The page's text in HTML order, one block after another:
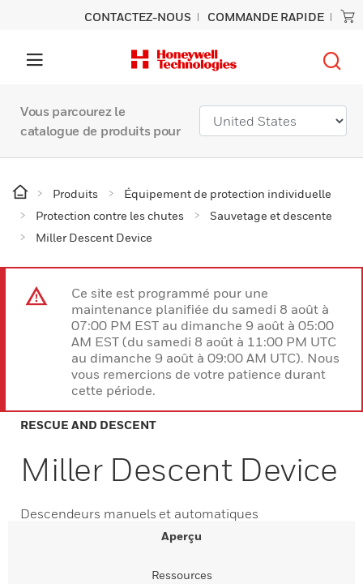
CONTACTEZ-NOUS COMMANDE RAPIDE
Vous parcourez le
catalogue de produits pour
Produits
Équipement de protection individuelle
Protection contre les chutes
Sauvetage et descente
Miller Descent Device
Ce site est programmé pour une
maintenance planifiée du samedi 8 août à
07:00 PM EST au dimanche 9 août à 05:00
AM EST (du samedi 8 août à 11:00 PM UTC
au dimanche 9 août à 09:00 AM UTC). Nous
vous remercions de votre patience durant
cette période.
RESCUE AND DESCENT
Miller Descent Device
Descendeurs manuels et automatiques
Aperçu
Ressources